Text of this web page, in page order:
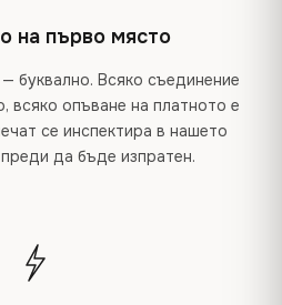
на първо място
буквално. Всяко съединение
всяко опъване на платното е
се инспектира в нашето
да бъде изпратен.